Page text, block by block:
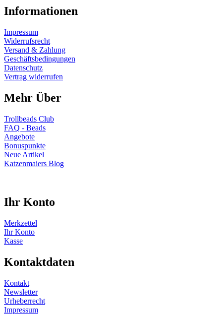
Informationen
Impressum
Widerrufsrecht
Versand & Zahlung
Geschäftsbedingungen
Datenschutz
Vertrag widerrufen
Mehr Über
Trollbeads Club
FAQ - Beads
Angebote
Bonuspunkte
Neue Artikel
Katzenmaiers Blog
Ihr Konto
Merkzettel
Ihr Konto
Kasse
Kontaktdaten
Kontakt
Newsletter
Urheberrecht
Impressum